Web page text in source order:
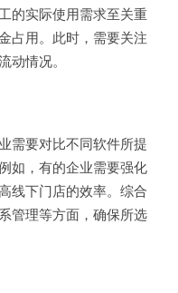
的实际使用需求至关重
占用。此时，需要关注
动情况。
需要对比不同软件所提
如，有的企业需要强化
线下门店的效率。综合
管理等方面，确保所选